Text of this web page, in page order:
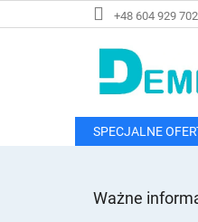
do
+48 604 929 702
SPECJALNE
Ważne